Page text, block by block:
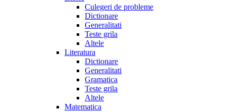
Culegeri de probleme
Dictionare
Generalitati
Teste grila
Altele
Literatura
Dictionare
Generalitati
Gramatica
Teste grila
Altele
Matematica